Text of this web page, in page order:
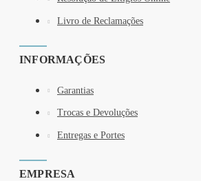
Livro de Reclamações
INFORMAÇÕES
Garantias
Trocas e Devoluções
Entregas e Portes
EMPRESA